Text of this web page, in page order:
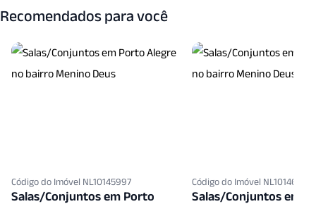
Recomendados para você
Código do Imóvel NL10145997
Salas/Conjuntos em Porto
Código do Imóvel NL10146654
Salas/Conjuntos em